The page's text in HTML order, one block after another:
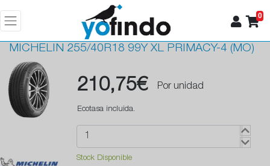
0
MICHELIN 255/40R18 99Y XL PRIMACY-4 (MO)
210,75€ Por unidad
Ecotasa incluida.
Stock Disponible